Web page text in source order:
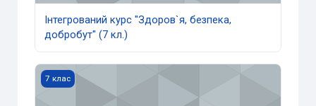
Інтегрований курс "Здоров`я, безпека,
добробут" (7 кл.)
Інтегрований курс "Мистецтво" (7 кл.)
7 клас